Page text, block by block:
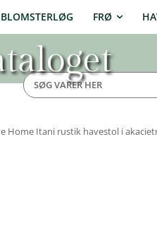
BLOMSTERLØG FRØ
Home Itani rustik havestol i